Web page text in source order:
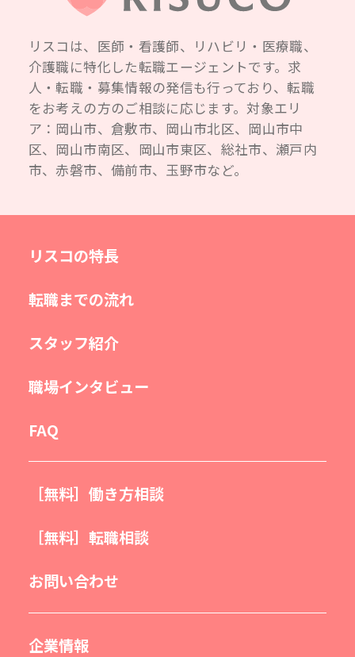
リスコは、医師・看護師、リハビリ・医療職、
介護職に特化した転職エージェントです。求
人・転職・募集情報の発信も行っており、転職
をお考えの方のご相談に応じます。対象エリ
ア：岡山市、倉敷市、岡山市北区、岡山市中
区、岡山市南区、岡山市東区、総社市、瀬戸内
市、赤磐市、備前市、玉野市など。
リスコの特長
転職までの流れ
スタッフ紹介
職場インタビュー
FAQ
［無料］働き方相談
［無料］転職相談
お問い合わせ
企業情報